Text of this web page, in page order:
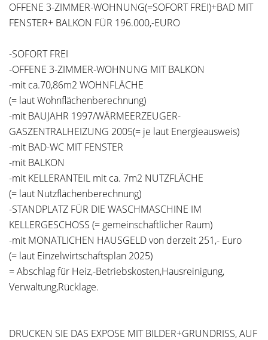
OFFENE 3-ZIMMER-WOHNUNG(=SOFORT FREI)+BAD MIT
FENSTER+ BALKON FÜR 196.000,-EURO
-SOFORT FREI
-OFFENE 3-ZIMMER-WOHNUNG MIT BALKON
-mit ca.70,86m2 WOHNFLÄCHE
(= laut Wohnflächenberechnung)
-mit BAUJAHR 1997/WÄRMEERZEUGER-
GASZENTRALHEIZUNG 2005(= je laut Energieausweis)
-mit BAD-WC MIT FENSTER
-mit BALKON
-mit KELLERANTEIL mit ca. 7m2 NUTZFLÄCHE
(= laut Nutzflächenberechnung)
-STANDPLATZ FÜR DIE WASCHMASCHINE IM
KELLERGESCHOSS (= gemeinschaftlicher Raum)
-mit MONATLICHEN HAUSGELD von derzeit 251,- Euro
(= laut Einzelwirtschaftsplan 2025)
= Abschlag für Heiz,-Betriebskosten,Hausreinigung,
Verwaltung,Rücklage.
DRUCKEN SIE DAS EXPOSE MIT BILDER+GRUNDRISS, AUF